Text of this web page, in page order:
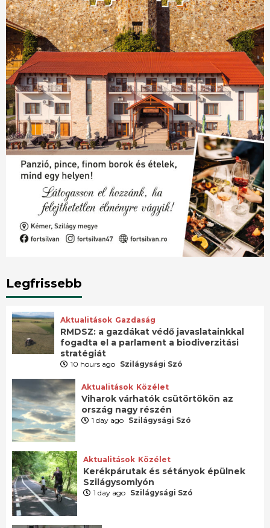
Legfrissebb
Aktualitások Gazdaság
RMDSZ: a gazdákat védő javaslatainkkal
fogadta el a parlament a biodiverzitási
stratégiát
10 hours ago Szilágysági Szó
Aktualitások Közélet
Viharok várhatók csütörtökön az
ország nagy részén
1 day ago Szilágysági Szó
Aktualitások Közélet
Kerékpárutak és sétányok épülnek
Szilágysomlyón
1 day ago Szilágysági Szó